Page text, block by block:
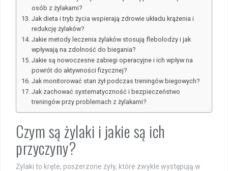
osób z żylakami?
Jak dieta i tryb życia wspierają zdrowie układu krążenia i
redukcję żylaków?
Jakie metody leczenia żylaków stosują flebolodzy i jak
wpływają na zdolność do biegania?
Jakie są nowoczesne zabiegi operacyjne i ich wpływ na
powrót do aktywności fizycznej?
Jak monitorować stan żył podczas treningów biegowych?
Jak zachować systematyczność i bezpieczeństwo
treningów przy problemach z żylakami?
Czym są żylaki i jakie są ich
przyczyny?
Żylaki to kręte, poszerzone żyły, które zwykle występują w